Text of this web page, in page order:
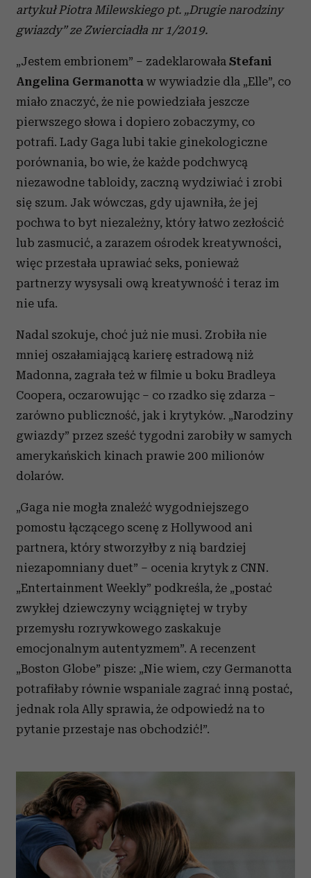
artykuł Piotra Milewskiego pt. „Drugie narodziny
gwiazdy” ze Zwierciadła nr 1/2019.
„Jestem embrionem” – zadeklarowała Stefani
Angelina Germanotta w wywiadzie dla „Elle”, co
miało znaczyć, że nie powiedziała jeszcze
pierwszego słowa i dopiero zobaczymy, co
potrafi. Lady Gaga lubi takie ginekologiczne
porównania, bo wie, że każde podchwycą
niezawodne tabloidy, zaczną wydziwiać i zrobi
się szum. Jak wówczas, gdy ujawniła, że jej
pochwa to byt niezależny, który łatwo zezłościć
lub zasmucić, a zarazem ośrodek kreatywności,
więc przestała uprawiać seks, ponieważ
partnerzy wysysali ową kreatywność i teraz im
nie ufa.
Nadal szokuje, choć już nie musi. Zrobiła nie
mniej oszałamiającą karierę estradową niż
Madonna, zagrała też w filmie u boku Bradleya
Coopera, oczarowując – co rzadko się zdarza –
zarówno publiczność, jak i krytyków. „Narodziny
gwiazdy” przez sześć tygodni zarobiły w samych
amerykańskich kinach prawie 200 milionów
dolarów.
„Gaga nie mogła znaleźć wygodniejszego
pomostu łączącego scenę z Hollywood ani
partnera, który stworzyłby z nią bardziej
niezapomniany duet” – ocenia krytyk z CNN.
„Entertainment Weekly” podkreśla, że „postać
zwykłej dziewczyny wciągniętej w tryby
przemysłu rozrywkowego zaskakuje
emocjonalnym autentyzmem”. A recenzent
„Boston Globe” pisze: „Nie wiem, czy Germanotta
potrafiłaby równie wspaniale zagrać inną postać,
jednak rola Ally sprawia, że odpowiedź na to
pytanie przestaje nas obchodzić!”.